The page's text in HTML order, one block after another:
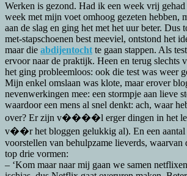
Werken is gezond. Had ik een week vrij
week met mijn voet omhoog gezeten hebben,
aan de slag en ging het met het uur beter. Dus
met-stapschoenen best meeviel, ontstond het
maar die abdijentocht te gaan stappen. Als
ervoor naar de praktijk. Heen en terug slechts
het ging probleemloos: ook die test was weer
Mijn enkel omslaan was klote, maar erover
nevenwerkingen mee: een stormpje aan lieve
waardoor een mens al snel denkt: ach, waar
over? Er zijn v����l erger dingen in het
v��r het bloggen gelukkig al). En een aantal
voorstellen van behulpzame lieverds, waarvan
top drie vormen:
– ‘Kom maar naar mij gaan we samen